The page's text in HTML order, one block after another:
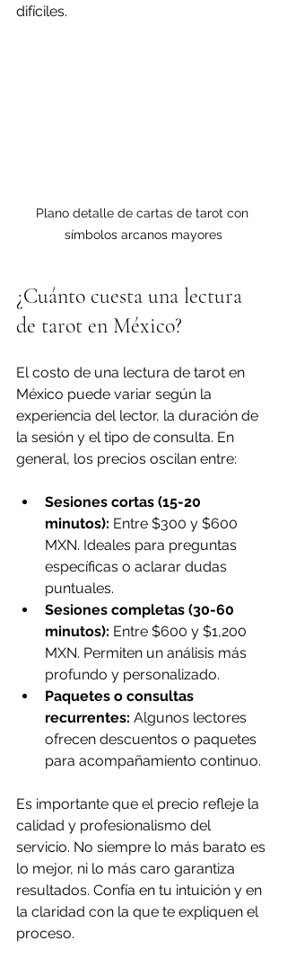
difíciles.
Plano detalle de cartas de tarot con
símbolos arcanos mayores
¿Cuánto cuesta una lectura
de tarot en México?
El costo de una lectura de tarot en
México puede variar según la
experiencia del lector, la duración de
la sesión y el tipo de consulta. En
general, los precios oscilan entre:
Sesiones cortas (15-20
minutos): Entre $300 y $600
MXN. Ideales para preguntas
específicas o aclarar dudas
puntuales.
Sesiones completas (30-60
minutos): Entre $600 y $1,200
MXN. Permiten un análisis más
profundo y personalizado.
Paquetes o consultas
recurrentes: Algunos lectores
ofrecen descuentos o paquetes
para acompañamiento continuo.
Es importante que el precio refleje la
calidad y profesionalismo del
servicio. No siempre lo más barato es
lo mejor, ni lo más caro garantiza
resultados. Confía en tu intuición y en
la claridad con la que te expliquen el
proceso.